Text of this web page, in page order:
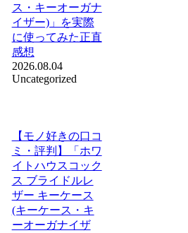
ス・キーオーガナ
イザー)」を実際
に使ってみた正直
感想
2026.08.04
Uncategorized
【モノ好きの口コ
ミ・評判】「ホワ
イトハウスコック
ス ブライドルレ
ザー キーケース
(キーケース・キ
ーオーガナイザ